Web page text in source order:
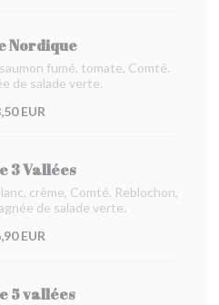
Nordique
fumé, tomate, Comté.
de salade verte.
EUR
3 Vallées
crème, Comté, Reblochon,
de salade verte.
EUR
5 vallées